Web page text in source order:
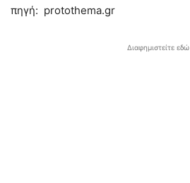
πηγή: protothema.gr
Διαφημιστείτε εδώ